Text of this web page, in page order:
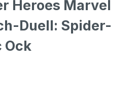
Heroes Marvel
Duell: Spider-
Ock